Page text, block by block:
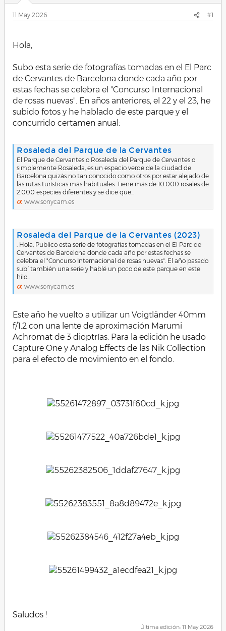
11 May 2026 #1
Hola,
Subo esta serie de fotografías tomadas en el El Parc
de Cervantes de Barcelona donde cada año por
estas fechas se celebra el "Concurso Internacional
de rosas nuevas". En años anteriores, el 22 y el 23, he
subido fotos y he hablado de este parque y el
concurrido certamen anual:
Rosaleda del Parque de la Cervantes
El Parque de Cervantes o Rosaleda del Parque de Cervantes o
simplemente Rosaleda, es un espacio verde de la ciudad de
Barcelona quizás no tan conocido como otros por estar alejado de
las rutas turísticas más habituales. Tiene más de 10.000 rosales de
2.000 especies diferentes y se dice que...
www.sonycam.es
Rosaleda del Parque de la Cervantes (2023)
. Hola, Publico esta serie de fotografías tomadas en el El Parc de
Cervantes de Barcelona donde cada año por estas fechas se
celebra el "Concurso Internacional de rosas nuevas". El año pasado
subí también una serie y hablé un poco de este parque en este
hilo...
www.sonycam.es
Este año he vuelto a utilizar un Voigtländer 40mm
f/1.2 con una lente de aproximación Marumi
Achromat de 3 dioptrías. Para la edición he usado
Capture One y Analog Effects de las Nik Collection
para el efecto de movimiento en el fondo.
Saludos !
Última edición: 11 May 2026